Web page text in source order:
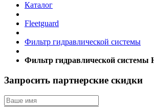
Каталог
Fleetguard
Фильтр гидравлической системы
Фильтр гидравлической системы
Запросить партнерские скидки